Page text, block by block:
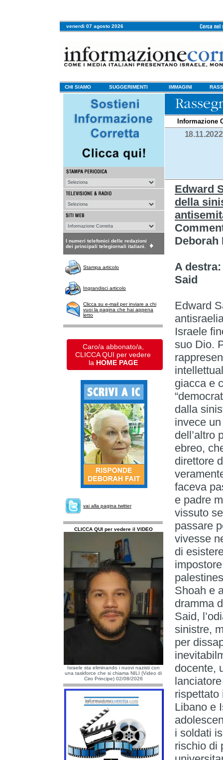
venerdi 07 agosto 2026
CHI SIAMO SUGGERIMENTI IMMAGINI
I numeri telefonici delle redazioni
dei principali telegiornali italiani.
Stampa articolo
Ingrandisci articolo
Clicca su e-mail per inviare a chi
vuoi la pagina che hai appena
letto
Caro/a abbonato/a,
CLICCA QUI per vedere
la HOME PAGE
vai alla pagina twitter
CLICCA QUI per vedere il VIDEO
Israele sta eliminando i nuovi nazisti con
una taskforce che si chiama NILI (Video di
Ciro Principe) 02/08/2026
Informazione
18.11.2022
Edward
della
Deborah
A
Said
Edward
Israele
suo Dio.
giacca e
dalla
invece
dell’altro
ebreo,
direttore
faceva
e padre
vissuto
passare
vivesse
di
Shoah e
dramma
Said,
sinistre,
per
docente,
rispettato
Libano e
i soldati
rischio di